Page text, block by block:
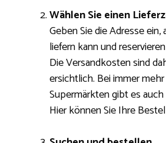
Wählen Sie einen
Geben Sie die Adresse ein,
liefern kann und
Die Versandkosten sind
ersichtlich. Bei immer
Supermärkten gibt es
Hier können Sie Ihre